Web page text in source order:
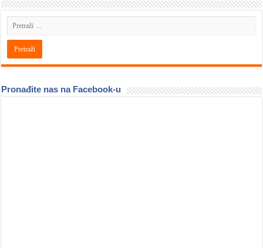
Pronađite nas na Facebook-u